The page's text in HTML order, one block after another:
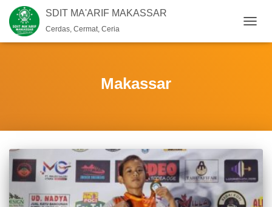
SDIT MA'ARIF MAKASSAR
Cerdas, Cermat, Ceria
Makassar